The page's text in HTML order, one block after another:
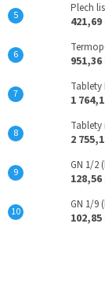
Plech
421,69
951,36
Tablety
1
Tablety
2
GN 1/2
128,56
GN 1/9
102,85